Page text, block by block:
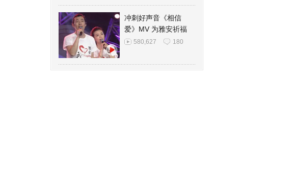
冲刺好声音《相信
爱》MV 为雅安祈福
580,627 180